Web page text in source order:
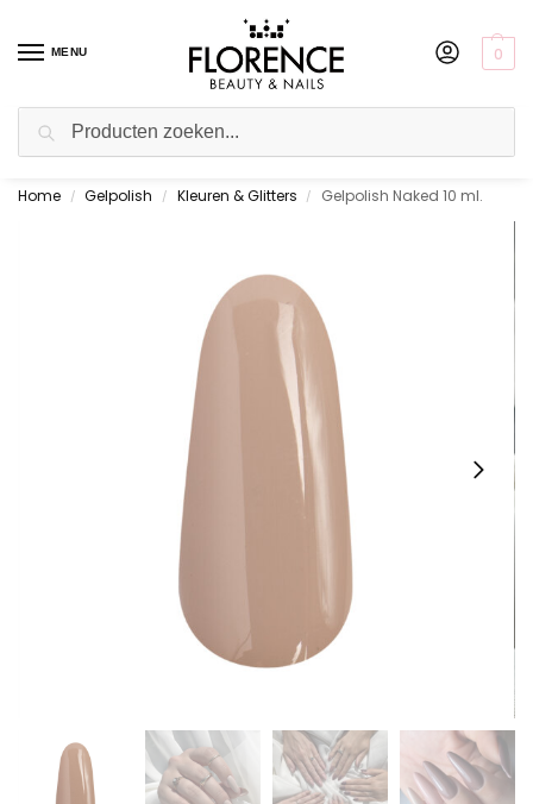
MENU 0
Gratis ophalen in de showroom
Home / Gelpolish / Kleuren & Glitters / Gelpolish Naked 10 ml.